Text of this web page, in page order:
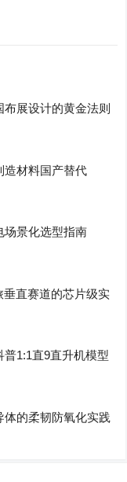
展设计的黄金法则
造材料国产替代
场景化选型指南
直赛道的芯片级实
1:1直9直升机模型
的柔韧防氧化实践